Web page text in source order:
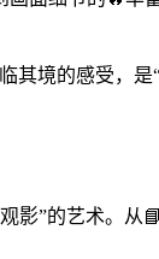
境的感受，是
影”的艺术。从